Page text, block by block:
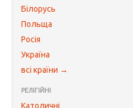
Білорусь
Польща
Росія
Україна
всі країни →
РЕЛІГІЙНІ
Католичні